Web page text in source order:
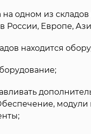
на одном из
в России, Европе,
находится
модули